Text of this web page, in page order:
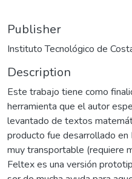
Publisher
Instituto Tecnológico de
Description
Este trabajo tiene como
herramienta que el autor
levantado de textos
producto fue desarrollado
muy transportable (requiere
Feltex es una versión